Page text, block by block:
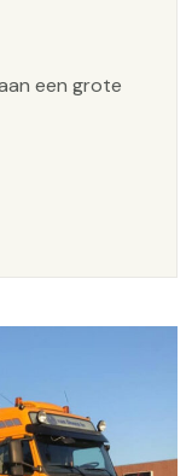
een grote